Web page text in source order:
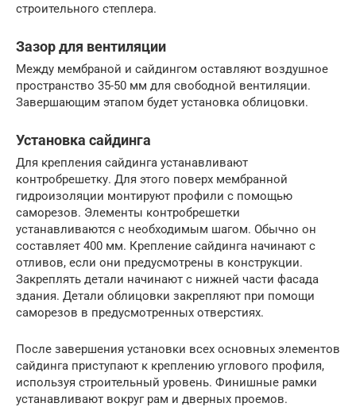
строительного степлера.
Зазор для вентиляции
Между мембраной и сайдингом оставляют воздушное
пространство 35-50 мм для свободной вентиляции.
Завершающим этапом будет установка облицовки.
Установка сайдинга
Для крепления сайдинга устанавливают
контробрешетку. Для этого поверх мембранной
гидроизоляции монтируют профили с помощью
саморезов. Элементы контробрешетки
устанавливаются с необходимым шагом. Обычно он
составляет 400 мм. Крепление сайдинга начинают с
отливов, если они предусмотрены в конструкции.
Закреплять детали начинают с нижней части фасада
здания. Детали облицовки закрепляют при помощи
саморезов в предусмотренных отверстиях.
После завершения установки всех основных элементов
сайдинга приступают к креплению углового профиля,
используя строительный уровень. Финишные рамки
устанавливают вокруг рам и дверных проемов.